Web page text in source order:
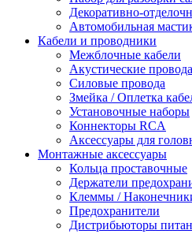
Декоративно-
Автомобильная
Кабели и проводники
Межблочные кабели
Акустические провода
Силовые провода
Змейка / Оплетка
Установочные наборы
Коннекторы RCA
Аксессуары для
Монтажные аксессуары
Кольца проставочные
Держатели
Клеммы /
Предохранители
Дистрибьюторы